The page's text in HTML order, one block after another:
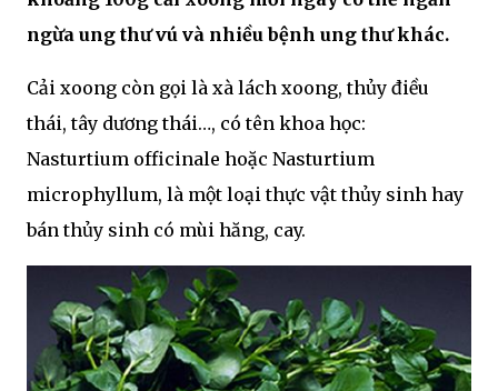
ngừa ung thư vú và nhiều bệnh ung thư khác.
Cải xoong còn gọi là xà lách xoong, thủy điều
thái, tây dương thái…, có tên khoa học:
Nasturtium officinale hoặc Nasturtium
microphyllum, là một loại thực vật thủy sinh hay
bán thủy sinh có mùi hăng, cay.